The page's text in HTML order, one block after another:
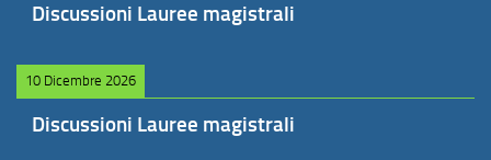
Discussioni Lauree magistrali
10 Dicembre 2026
Discussioni Lauree magistrali